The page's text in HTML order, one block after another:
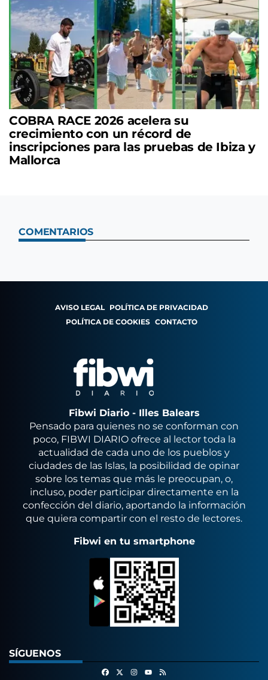
COBRA RACE 2026 acelera su
crecimiento con un récord de
inscripciones para las pruebas de Ibiza y
Mallorca
COMENTARIOS
AVISO LEGAL POLÍTICA DE PRIVACIDAD
POLÍTICA DE COOKIES CONTACTO
Fibwi Diario - Illes Balears
Pensado para quienes no se conforman con
poco, FIBWI DIARIO ofrece al lector toda la
actualidad de cada uno de los pueblos y
ciudades de las Islas, la posibilidad de opinar
sobre los temas que más le preocupan, o,
incluso, poder participar directamente en la
confección del diario, aportando la información
que quiera compartir con el resto de lectores.
Fibwi en tu smartphone
SÍGUENOS
FacebookInstagram